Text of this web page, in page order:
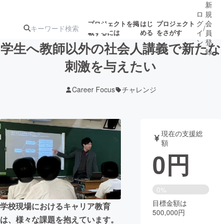
プロジェクトを掲
載するには
はじ
める
プロジェクト
をさがす
ジェクト
ロジェクト
アート・写真 音楽
テクノロジー・ガジェット ゲーム・サ
映像・映画 書籍・雑誌
ビジネス・起業 チャレンジ
ロ
グ
イ
ン
/
新
規
会
員
登
録
学生へ教師以外の社会人講義で新たな
刺激を与えたい
Career Focus チャレンジ
学校現場におけるキャリア教育
は、様々な課題を抱えています。
現在の支援総
額
0円
0%
目標金額は
500,000円